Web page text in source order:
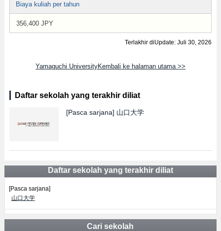
Biaya kuliah per tahun
356,400 JPY
Terlakhir diUpdate: Juli 30, 2026
Yamaguchi UniversityKembali ke halaman utama >>
Daftar sekolah yang terakhir diliat
[Pasca sarjana] 山口大学
Daftar sekolah yang terakhir diliat
[Pasca sarjana]
山口大学
Cari sekolah